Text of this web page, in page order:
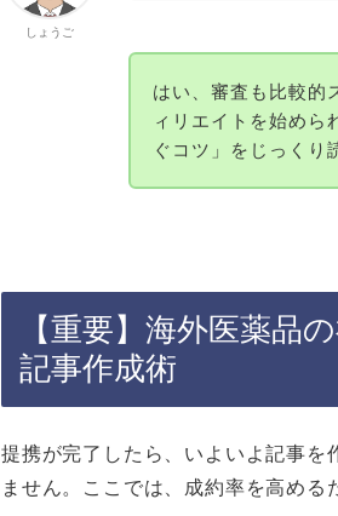
しょうご
はい、審査も比較的
ィリエイトを始めら
ぐコツ」をじっくり
【重要】海外医薬品
記事作成術
提携が完了したら、いよいよ記事を
ません。ここでは、成約率を高める